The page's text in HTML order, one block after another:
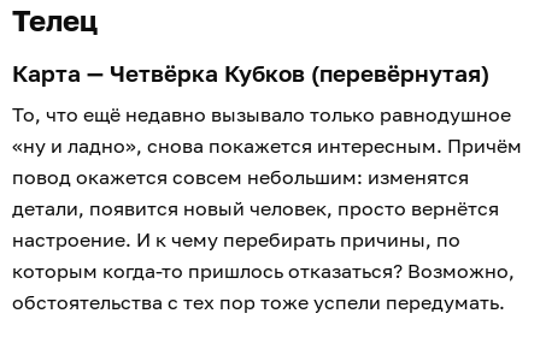
Телец
Карта — Четвёрка Кубков (перевёрнутая)
То, что ещё недавно вызывало только равнодушное
«ну и ладно», снова покажется интересным. Причём
повод окажется совсем небольшим: изменятся
детали, появится новый человек, просто вернётся
настроение. И к чему перебирать причины, по
которым когда-то пришлось отказаться? Возможно,
обстоятельства с тех пор тоже успели передумать.